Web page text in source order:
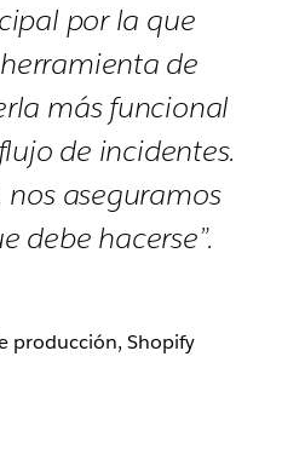
por la que
de
más funcional
de incidentes.
nos aseguramos
debe hacerse”.
producción, Shopify